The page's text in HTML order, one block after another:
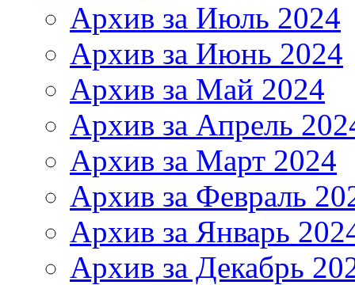
Архив за Июль 2024
Архив за Июнь 2024
Архив за Май 2024
Архив за Апрель
Архив за Март 2024
Архив за Февраль
Архив за Январь
Архив за Декабрь